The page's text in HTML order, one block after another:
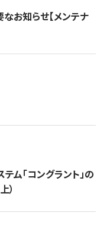
お知らせ【メンテナ
ム「コングラント」の
）